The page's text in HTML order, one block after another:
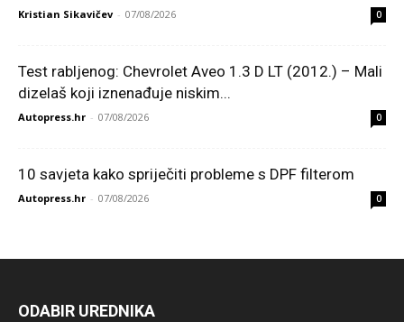
Kristian Sikavičev - 07/08/2026 0
Test rabljenog: Chevrolet Aveo 1.3 D LT (2012.) – Mali
dizelaš koji iznenađuje niskim...
Autopress.hr - 07/08/2026 0
10 savjeta kako spriječiti probleme s DPF filterom
Autopress.hr - 07/08/2026 0
ODABIR UREDNIKA